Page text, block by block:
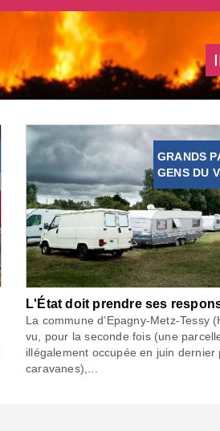
GRANDS
GENS DU
L'État doit prendre ses
La commune d’Epagny-Metz-Tessy
vu, pour la seconde fois (une
illégalement occupée en juin dernier
caravanes),...